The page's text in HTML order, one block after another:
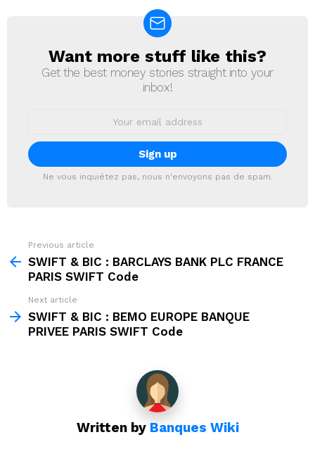
NEWSLETTER
Want more stuff like this?
Get the best money stories straight into your
inbox!
Ne vous inquiétez pas, nous n'envoyons pas de spam.
more
Previous article
SWIFT & BIC : BARCLAYS BANK PLC FRANCE
PARIS SWIFT Code
Next article
SWIFT & BIC : BEMO EUROPE BANQUE
PRIVEE PARIS SWIFT Code
Written by Banques Wiki